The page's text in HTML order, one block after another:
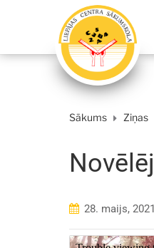
Sākums Ziņas
28. maijs,